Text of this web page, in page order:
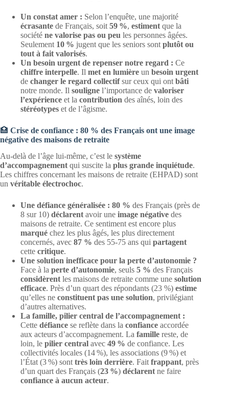
Un constat amer : Selon l’enquête, une majorité
écrasante de Français, soit 59 %, estiment que la
société ne valorise pas ou peu les personnes âgées.
Seulement 10 % jugent que les seniors sont plutôt ou
tout à fait valorisés.
Un besoin urgent de repenser notre regard : Ce
chiffre interpelle. Il met en lumière un besoin urgent
de changer le regard collectifsur ceux qui ont bâti
notre monde. Il souligne l’importance de valoriser
l’expérience et la contribution des aînés, loin des
stéréotypes et de l’âgisme.
🏥 Crise de confiance : 80 % des Français ont une image
négative des maisons de retraite
Au-delà de l’âge lui-même, c’est le système
d’accompagnement qui suscite la plus grande inquiétude.
Les chiffres concernant les maisons de retraite (EHPAD) sont
un véritable électrochoc.
Une défiance généralisée : 80 % des Français (près de
8 sur 10) déclarent avoir une image négative des
maisons de retraite. Ce sentiment est encore plus
marqué chez les plus âgés, les plus directement
concernés, avec 87 % des 55-75 ans qui partagent
cette critique.
Une solution inefficace pour la perte d’autonomie ?
Face à la perte d’autonomie, seuls 5 % des Français
considèrent les maisons de retraite comme une solution
efficace. Près d’un quart des répondants (23 %) estime
qu’elles ne constituent pas une solution, privilégiant
d’autres alternatives.
La famille, pilier central de l’accompagnement :
Cette défiance se reflète dans la confiance accordée
aux acteurs d’accompagnement. La famille reste, de
loin, le pilier central avec 49 % de confiance. Les
collectivités locales (14 %), les associations (9 %) et
l’État (3 %) sont très loin derrière. Fait frappant, près
d’un quart des Français (23 %) déclarent ne faire
confiance à aucun acteur.